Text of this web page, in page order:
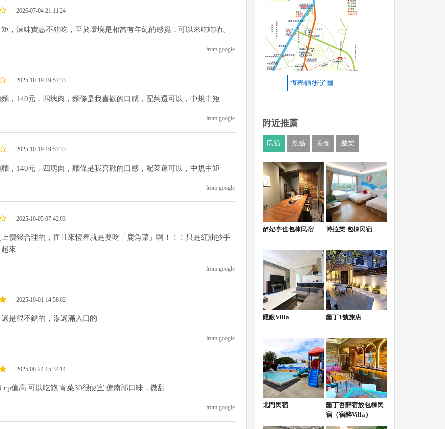
2026-07-04 21:11:24
，滷味實惠不錯吃，至於環境是相當有年紀的感覺，可以來吃吃唷。
from google
2025-10-19 19:57:33
，140元，四塊肉，麵條是我喜歡的口感，配菜還可以，中規中矩
from google
2025-10-19 19:57:33
，140元，四塊肉，麵條是我喜歡的口感，配菜還可以，中規中矩
from google
2025-10-05 07:42:03
上價錢合理的，而且來恆春就是要吃「鹿角菜」啊！！！只是紅油抄手
來
from google
2025-10-01 14:58:02
是很不錯的，湯還滿入口的
from google
2025-08-24 15:34:14
cp值高 可以吃飽 青菜30很便宜 偏南部口味，微甜
from google
恆春鎮街道圖
附近推薦
民宿 景點 美食 遊樂
醉妃亭也包棟民宿 博拉樂 包棟民宿
隱蔽Villa 墾丁1號旅店
北門民宿
墾丁吾醉宿放包棟民
宿（宿醉Villa）